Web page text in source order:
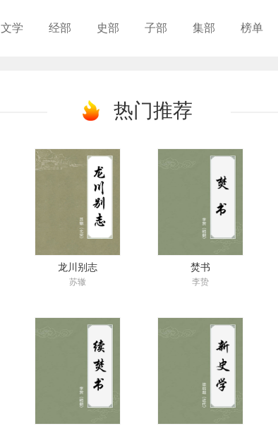
文学 经部 史部 子部 集部 榜单
热门推荐
龙川别志
苏辙
焚书
李贽